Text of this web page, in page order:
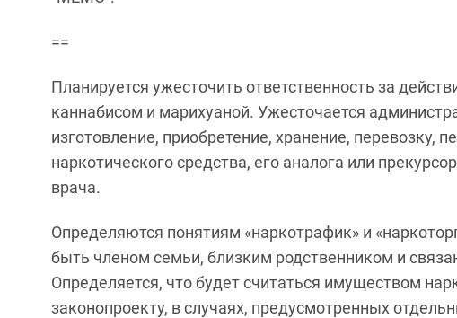
==
Планируется ужесточить ответственность за
каннабисом и марихуаной. Ужесточается
изготовление, приобретение, хранение, перевозку,
наркотического средства, его аналога или
врача.
Определяются понятиям «наркотрафик» и
быть членом семьи, близким родственником и
Определяется, что будет считаться имуществом
законопроекту, в случаях, предусмотренных